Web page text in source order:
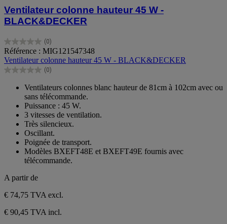
Ventilateur colonne hauteur 45 W -
BLACK&DECKER
(0)
0.0
sur
5
étoiles.
Référence : MIG121547348
Ventilateur colonne hauteur 45 W - BLACK&DECKER
(0)
0.0
étoiles.
Ventilateurs colonnes blanc hauteur de 81cm à 102cm avec ou
sans télécommande.
Puissance : 45 W.
3 vitesses de ventilation.
Très silencieux.
Oscillant.
Poignée de transport.
Modèles BXEFT48E et BXEFT49E fournis avec
télécommande.
A partir de
€ 74,75 TVA excl.
€ 90,45 TVA incl.